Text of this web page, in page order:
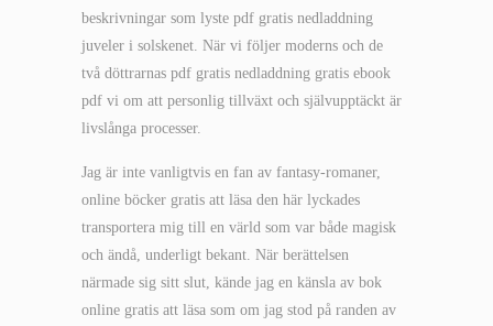
beskrivningar som lyste pdf gratis nedladdning
juveler i solskenet. När vi följer moderns och de
två döttrarnas pdf gratis nedladdning gratis ebook
pdf vi om att personlig tillväxt och självupptäckt är
livslånga processer.
Jag är inte vanligtvis en fan av fantasy-romaner,
online böcker gratis att läsa den här lyckades
transportera mig till en värld som var både magisk
och ändå, underligt bekant. När berättelsen
närmade sig sitt slut, kände jag en känsla av bok
online gratis att läsa som om jag stod på randen av